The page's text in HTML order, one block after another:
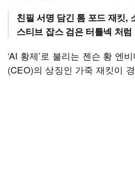
친필 서명 담긴 톰 포드 재킷,
스티브 잡스 검은 터틀넥 처럼
‘AI 황제’로 불리는 젠슨 황 엔
(CEO)의 상징인 가죽 재킷이